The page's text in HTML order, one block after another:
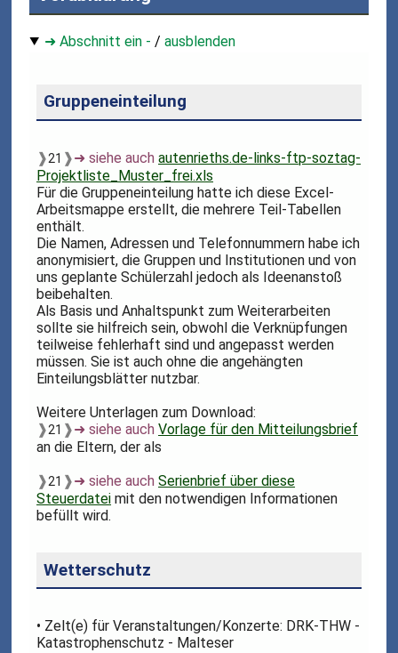
➜ Abschnitt ein - /ausblenden
Gruppeneinteilung
❱21 ❱➜ siehe auchautenrieths.de-links-ftp-soztag-
Projektliste_Muster_frei.xls
Für die Gruppeneinteilung hatte ich diese Excel-
Arbeitsmappe erstellt, die mehrere Teil-Tabellen
enthält.
Die Namen, Adressen und Telefonnummern habe ich
anonymisiert, die Gruppen und Institutionen und von
uns geplante Schülerzahl jedoch als Ideenanstoß
beibehalten.
Als Basis und Anhaltspunkt zum Weiterarbeiten
sollte sie hilfreich sein, obwohl die Verknüpfungen
teilweise fehlerhaft sind und angepasst werden
müssen. Sie ist auch ohne die angehängten
Einteilungsblätter nutzbar.
Weitere Unterlagen zum Download:
❱21 ❱➜ siehe auchVorlage für den Mitteilungsbrief
an die Eltern, der als
❱21 ❱➜ siehe auchSerienbrief über diese
Steuerdatei mit den notwendigen Informationen
befüllt wird.
Wetterschutz
• Zelt(e) für Veranstaltungen/Konzerte: DRK-THW -
Katastrophenschutz - Malteser